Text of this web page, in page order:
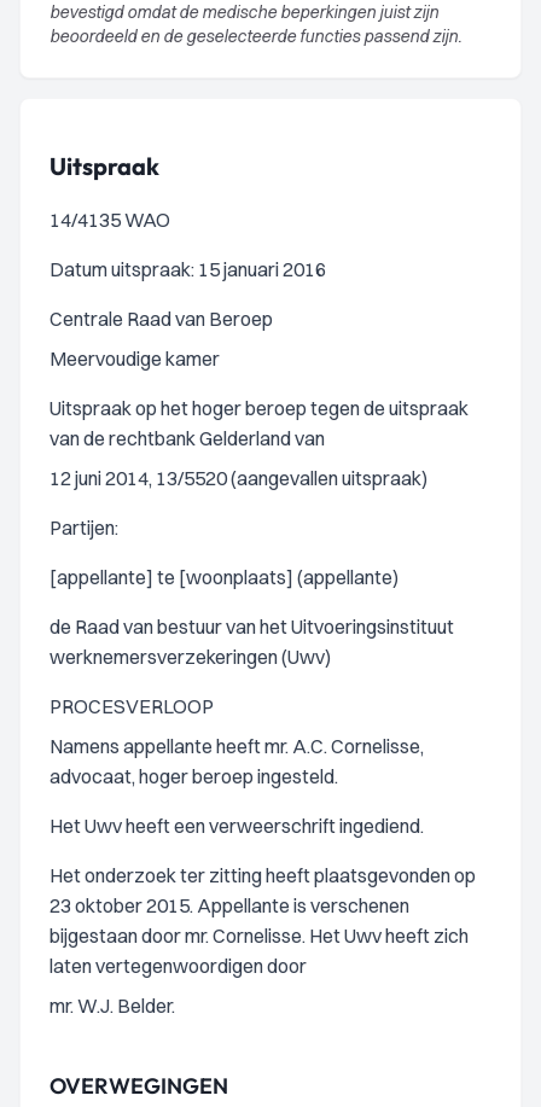
bevestigd omdat de medische beperkingen juist zijn
beoordeeld en de geselecteerde functies passend zijn.
Uitspraak
14/4135 WAO
Datum uitspraak: 15 januari 2016
Centrale Raad van Beroep
Meervoudige kamer
Uitspraak op het hoger beroep tegen de uitspraak
van de rechtbank Gelderland van
12 juni 2014, 13/5520 (aangevallen uitspraak)
Partijen:
[appellante] te [woonplaats] (appellante)
de Raad van bestuur van het Uitvoeringsinstituut
werknemersverzekeringen (Uwv)
PROCESVERLOOP
Namens appellante heeft mr. A.C. Cornelisse,
advocaat, hoger beroep ingesteld.
Het Uwv heeft een verweerschrift ingediend.
Het onderzoek ter zitting heeft plaatsgevonden op
23 oktober 2015. Appellante is verschenen
bijgestaan door mr. Cornelisse. Het Uwv heeft zich
laten vertegenwoordigen door
mr. W.J. Belder.
OVERWEGINGEN